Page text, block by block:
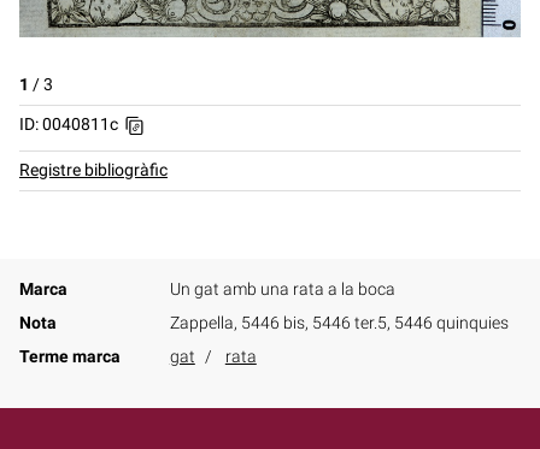
1 /3
ID: 0040811c
Registre bibliogràfic
Marca
Un gat amb una rata a la boca
Nota
Zappella, 5446 bis, 5446 ter.5, 5446 quinquies
Terme marca
gat rata